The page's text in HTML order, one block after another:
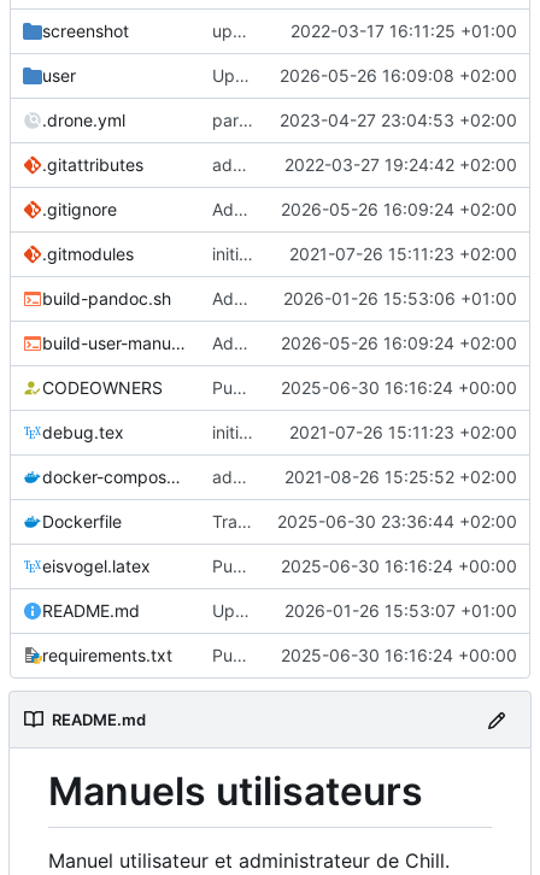
screenshot upd images 2022-03-17 16:11:25 +01:00
user Update mkdocs.yml: fix typo in workflow signature entry and comment out document generation entry 2026-05-26 16:09:08 +02:00
.drone.yml parallelization 2023-04-27 23:04:53 +02:00
.gitattributes add cover page (previous was not working ?) 2022-03-27 19:24:42 +02:00
.gitignore Add script to build user manual in ODT format 2026-05-26 16:09:24 +02:00
.gitmodules initial commit 2021-07-26 15:11:23 +02:00
build-pandoc.sh Add detailed configuration documentation for Chill administration 2026-01-26 15:53:06 +01:00
build-user-manual-odt.sh Add script to build user manual in ODT format 2026-05-26 16:09:24 +02:00
CODEOWNERS Publier la documentation de Chill en ligne après chaque mise à jour ( 2025-06-30 16:16:24 +00:00
debug.tex initial commit 2021-07-26 15:11:23 +02:00
docker-compose.yaml add admin manual to docker-compose 2021-08-26 15:25:52 +02:00
Dockerfile Transforme les divs de pandoc en admonition 2025-06-30 23:36:44 +02:00
eisvogel.latex Publier la documentation de Chill en ligne après chaque mise à jour ( 2025-06-30 16:16:24 +00:00
README.md Update README to include user and administrator manuals overview and revise instructions 2026-01-26 15:53:07 +01:00
requirements.txt Publier la documentation de Chill en ligne après chaque mise à jour ( 2025-06-30 16:16:24 +00:00
README.md
Manuels utilisateurs
Manuel utilisateur et administrateur de Chill.